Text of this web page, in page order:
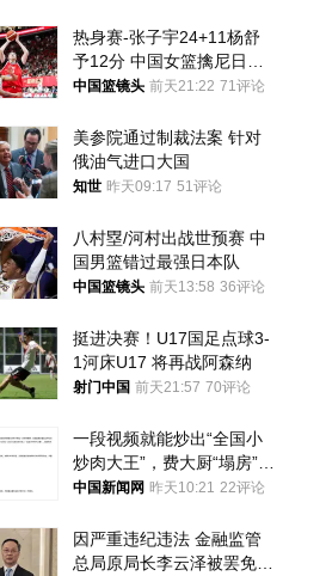
热身赛-张子宇24+11杨舒
予12分 中国女篮擒尼日利
亚
中国篮镜头 前天21:22 71评论
美参院通过制裁法案 针对
俄油气进口大国
知世 昨天09:17 51评论
八村塁/河村出战世预赛 中
国男篮错过最强日本队
中国篮镜头 前天13:58 36评论
挺进决赛！U17国足点球3-
1河床U17 将再战阿森纳
射门中国 前天21:57 70评论
一段视频就能炒出“全国小
炒肉大王”，费大厨“塌房”了
吗？
中国新闻网 昨天10:21 22评论
因严重违纪违法 金融监管
总局原局长李云泽被罢免全